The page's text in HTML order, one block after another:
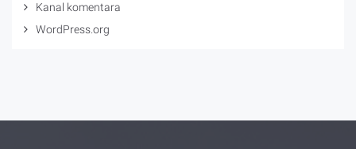
Kanal komentara
WordPress.org